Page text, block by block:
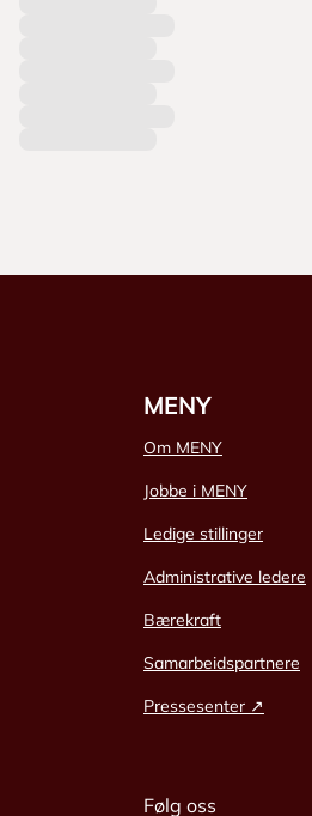
MENY
Om MENY
Jobbe i MENY
Ledige stillinger
Administrative ledere
Bærekraft
Samarbeidspartnere
Pressesenter ↗
Følg oss